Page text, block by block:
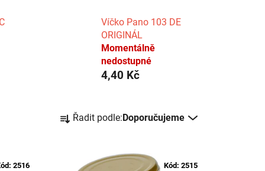
Víčko Pano 103 DE
ORIGINÁL
Momentálně
nedostupné
4,40 Kč
a
Řadit podle: Doporučujeme
2516 Kód: 2515